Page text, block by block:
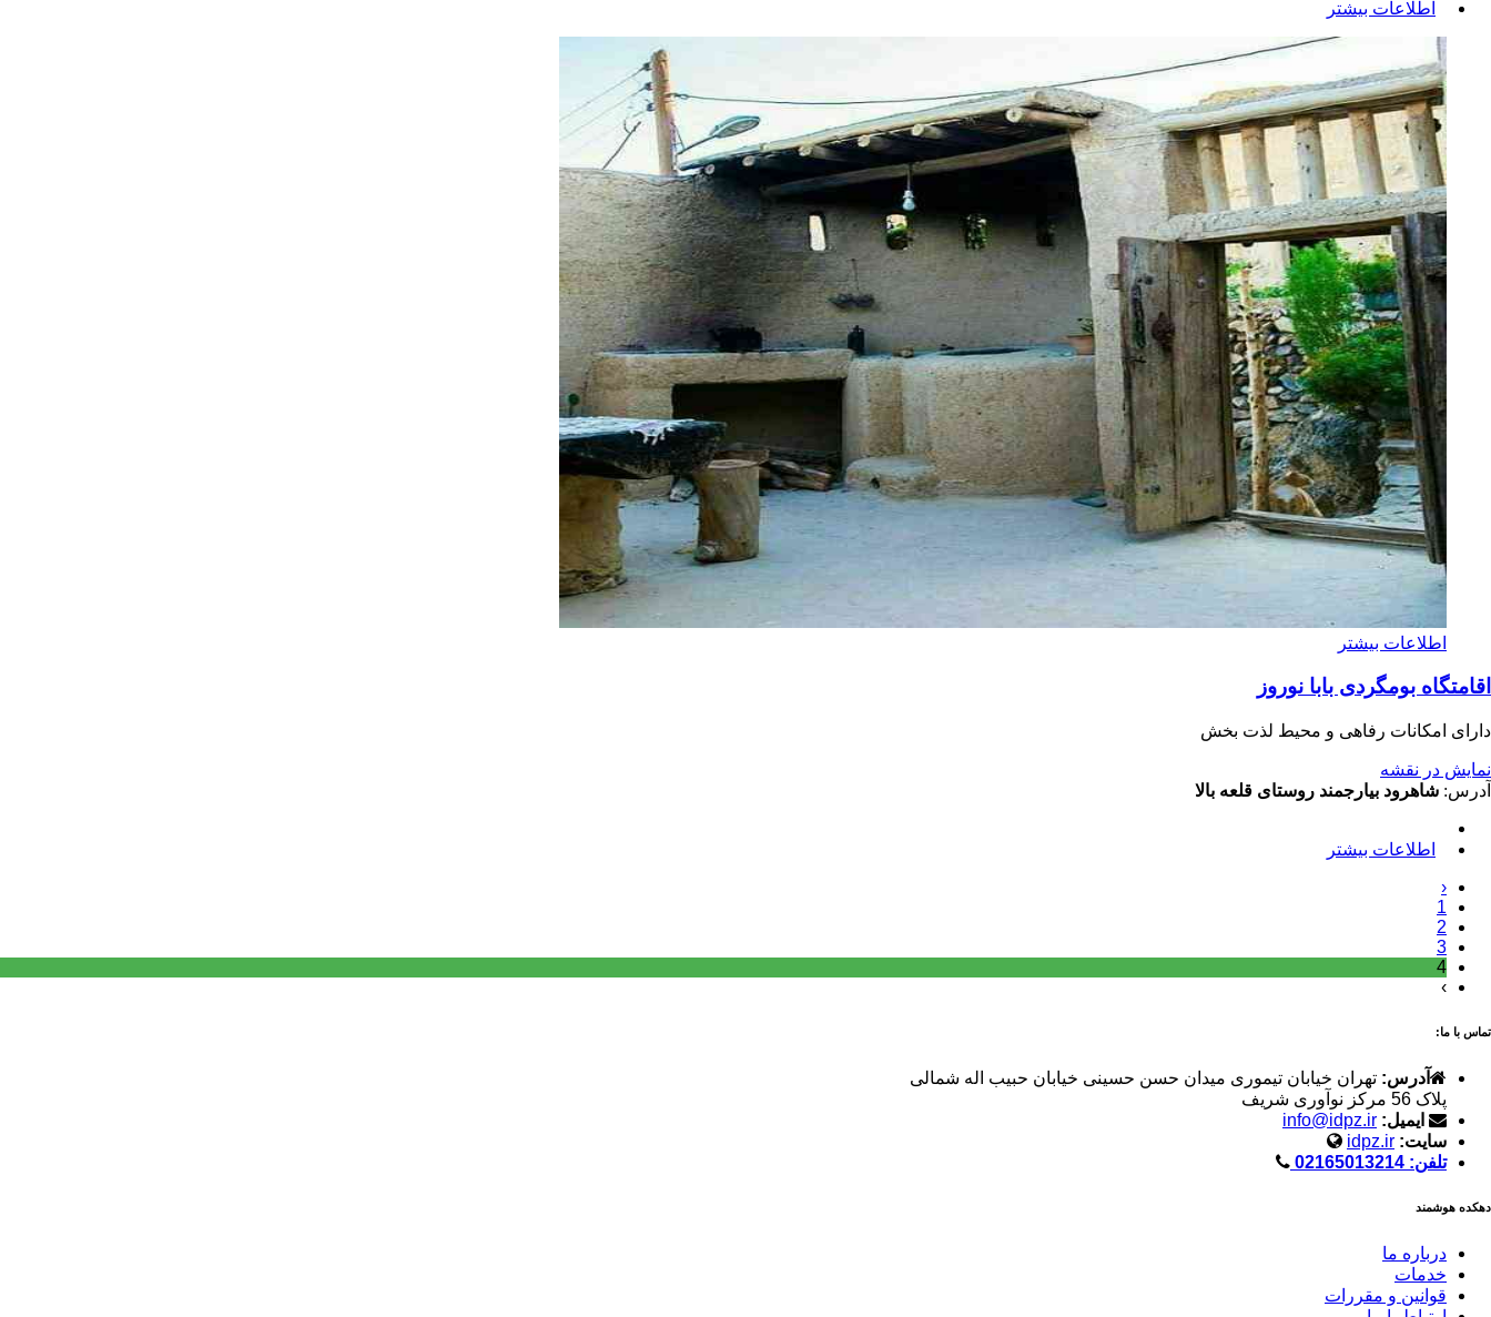
اطلاعات بیشتر
اطلاعات بیشتر
اقامتگاه بومگردی بابا نوروز
دارای امکانات رفاهی و محیط لذت بخش
نمایش در نقشه
آدرس: شاهرود بیارجمند روستای قلعه بالا
اطلاعات بیشتر
‹
1
2
3
4
›
تماس با ما:
آدرس: تهران خیابان تیموری میدان حسن حسینی خیابان حبیب اله شمالی
پلاک 56 مرکز نوآوری شریف
ایمیل: info@idpz.ir
سایت: idpz.ir
تلفن: 02165013214
دهکده هوشمند
درباره ما
خدمات
قوانین و مقررات